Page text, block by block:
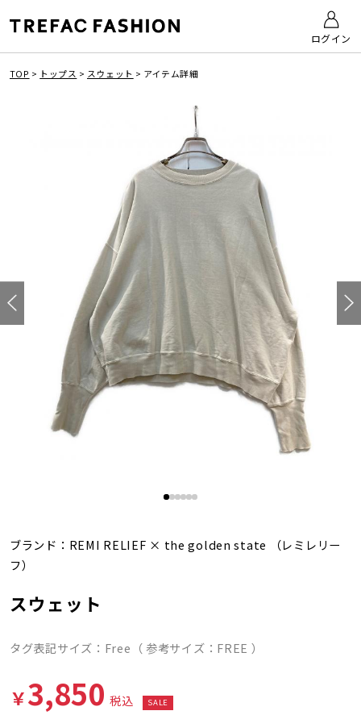
ログイン
TOP > トップス > スウェット > アイテム詳細
ブランド： REMI RELIEF × the golden state （レミレリー
フ）
スウェット
タグ表記サイズ：Free（ 参考サイズ：FREE ）
￥3,850 税込 SALE